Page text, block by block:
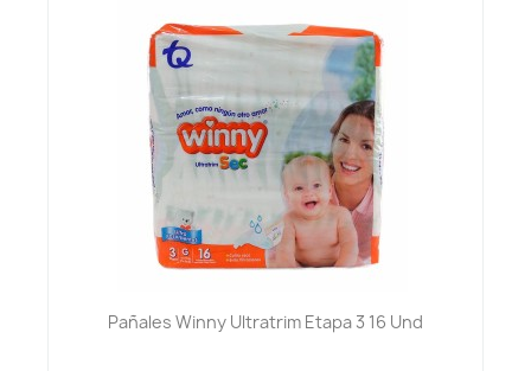
Pañales Winny Ultratrim Etapa 3 16 Und